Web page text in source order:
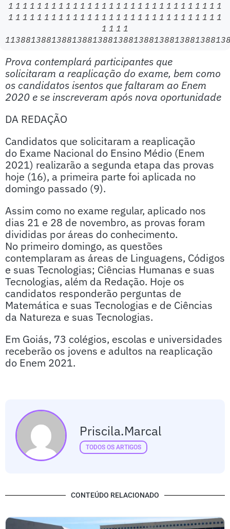
1 1 1 1 1 1 1 1 1 1 1 1 1 1 1 1 1 1 1 1 1 1 1 1 1 1 1 1 1 1
1 1 1 1 1 1 1 1 1 1 1 1 1 1 1 1 1 1 1 1 1 1 1 1 1 1 1 1 1 1
1 1 1 1
Prova contemplará participantes que
solicitaram a reaplicação do exame, bem como
os candidatos isentos que faltaram ao Enem
2020 e se inscreveram após nova oportunidade
DA REDAÇÃO
Candidatos que solicitaram a reaplicação
do Exame Nacional do Ensino Médio (Enem
2021) realizarão a segunda etapa das provas
hoje (16), a primeira parte foi aplicada no
domingo passado (9).
Assim como no exame regular, aplicado nos
dias 21 e 28 de novembro, as provas foram
divididas por áreas do conhecimento.
No primeiro domingo, as questões
contemplaram as áreas de Linguagens, Códigos
e suas Tecnologias; Ciências Humanas e suas
Tecnologias, além da Redação. Hoje os
candidatos responderão perguntas de
Matemática e suas Tecnologias e de Ciências
da Natureza e suas Tecnologias.
Em Goiás, 73 colégios, escolas e universidades
receberão os jovens e adultos na reaplicação
do Enem 2021.
Priscila.marcal
TODOS OS ARTIGOS
CONTEÚDO RELACIONADO